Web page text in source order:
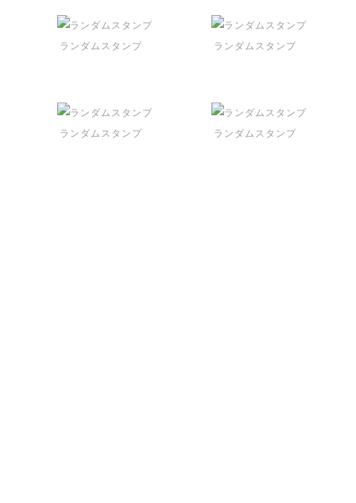
ランダムスタンプ ランダムスタンプ
ランダムスタンプ ランダムスタンプ